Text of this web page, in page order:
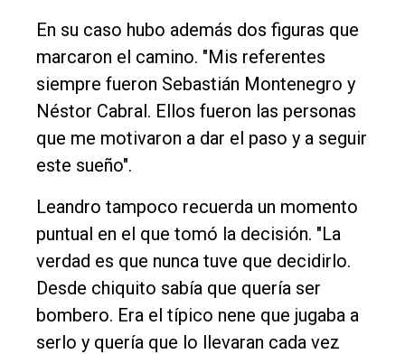
Entrevistas
Rural
Deportes
Edición
Empresa
Nosotros
Contacto
En su caso hubo además dos figuras que
marcaron el camino. "Mis referentes
siempre fueron Sebastián Montenegro y
Néstor Cabral. Ellos fueron las personas
que me motivaron a dar el paso y a seguir
este sueño".
Leandro tampoco recuerda un momento
puntual en el que tomó la decisión. "La
verdad es que nunca tuve que decidirlo.
Desde chiquito sabía que quería ser
bombero. Era el típico nene que jugaba a
serlo y quería que lo llevaran cada vez